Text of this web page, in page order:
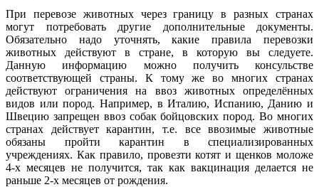
При перевозе животных через границу в разных странах
могут потребовать другие дополнительные документы.
Обязательно надо уточнять, какие правила перевозки
животных действуют в стране, в которую вы следуете.
Данную информацию можно получить консульстве
соответствующей страны. К тому же во многих странах
действуют ограничения на ввоз животных определённых
видов или пород. Например, в Италию, Испанию, Данию и
Швецию запрещен ввоз собак бойцовских пород. Во многих
странах действует карантин, т.е. все ввозимые животные
обязаны пройти карантин в специализированных
учреждениях. Как правило, провезти котят и щенков моложе
4-х месяцев не получится, так как вакцинация делается не
раньше 2-х месяцев от рождения.